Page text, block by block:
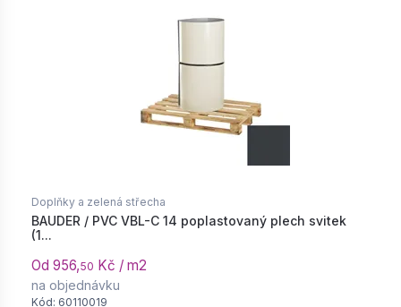
Doplňky a zelená střecha
BAUDER / PVC VBL-C 14 poplastovaný plech svitek
(1...
Od 956,50 Kč / m2
na objednávku
Kód: 60110019